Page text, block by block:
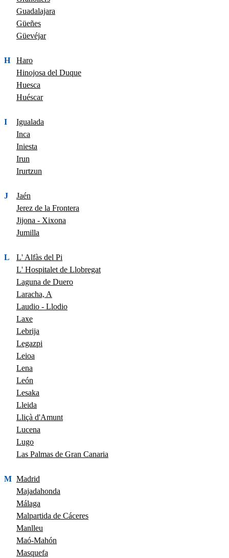
Guadalajara
Güeñes
Güevéjar
H
Haro
Hinojosa del Duque
Huesca
Huéscar
I
Igualada
Inca
Iniesta
Irun
Irurtzun
J
Jaén
Jerez de la Frontera
Jijona - Xixona
Jumilla
L
L' Alfàs del Pi
L' Hospitalet de Llobregat
Laguna de Duero
Laracha, A
Laudio - Llodio
Laxe
Lebrija
Legazpi
Leioa
Lena
León
Lesaka
Lleida
Lliçà d'Amunt
Lucena
Lugo
Las Palmas de Gran Canaria
M Madrid
Majadahonda
Málaga
Malpartida de Cáceres
Manlleu
Maó-Mahón
Masquefa